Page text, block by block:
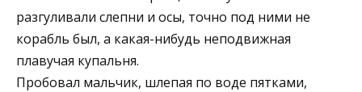
разгуливали слепни и осы, точно под ними не
корабль был, а какая-нибудь неподвижная
плавучая купальня.
Пробовал мальчик, шлепая по воде пятками,